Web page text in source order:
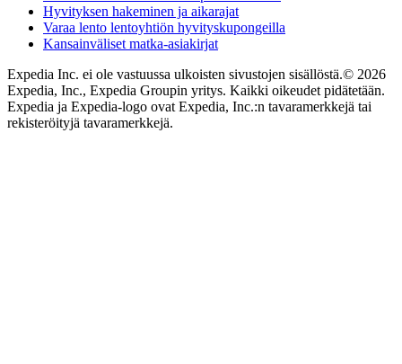
Hyvityksen hakeminen ja aikarajat
Varaa lento lentoyhtiön hyvityskupongeilla
Kansainväliset matka-asiakirjat
Expedia Inc. ei ole vastuussa ulkoisten sivustojen sisällöstä.© 2026
Expedia, Inc., Expedia Groupin yritys. Kaikki oikeudet pidätetään.
Expedia ja Expedia-logo ovat Expedia, Inc.:n tavaramerkkejä tai
rekisteröityjä tavaramerkkejä.